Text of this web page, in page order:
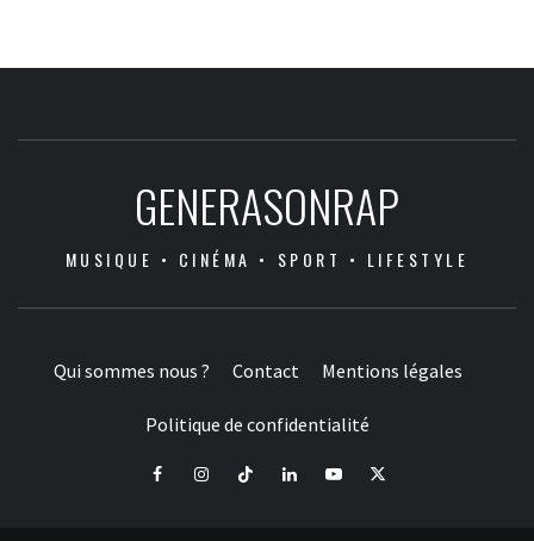
GENERASONRAP
MUSIQUE • CINÉMA • SPORT • LIFESTYLE
Qui sommes nous ? Contact Mentions légales
Politique de confidentialité
FacebookInstagramTiktok LinkedInYoutube
X